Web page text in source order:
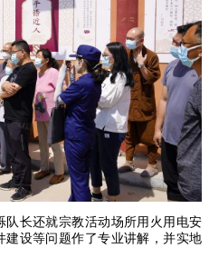
长还就宗教活动场所用火用电安
设等问题作了专业讲解，并实地